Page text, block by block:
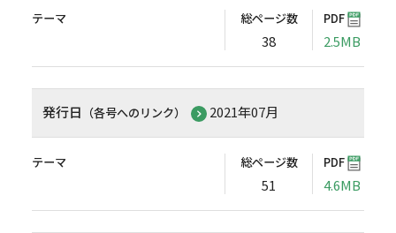
テーマ 総ページ数
38
PDF
2.5MB
発行日 （各号へのリンク） 2021年07月
テーマ 総ページ数
51
PDF
4.6MB